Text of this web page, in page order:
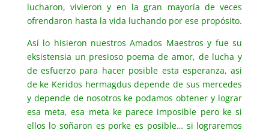
lucharon, vivieron y en la gran mayoría de veces
ofrendaron hasta la vida luchando por ese propósito.
Así lo hisieron nuestros Amados Maestros y fue su
eksistensia un presioso poema de amor, de lucha y
de esfuerzo para hacer posible esta esperanza, asi
de ke Keridos hermagdus depende de sus mercedes
y depende de nosotros ke podamos obtener y lograr
esa meta, esa meta ke parece imposible pero ke si
ellos lo soñaron es porke es posible… si lograremos